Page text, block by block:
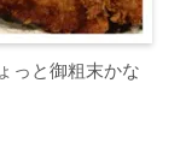
っと御粗末かな